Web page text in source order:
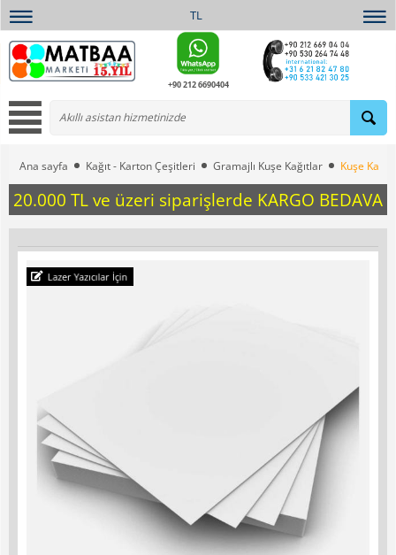
TL
+90 212 6690404
Ana sayfa Kağıt - Karton Çeşitleri Gramajlı Kuşe Kağıtlar Kuşe
20.000 TL ve üzeri siparişlerde KARGO BEDAVA
Lazer Yazıcılar İçin